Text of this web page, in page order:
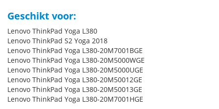
Geschikt voor:
Lenovo ThinkPad Yoga L380
Lenovo ThinkPad S2 Yoga 2018
Lenovo ThinkPad Yoga L380-20M7001BGE
Lenovo ThinkPad Yoga L380-20M5000WGE
Lenovo ThinkPad Yoga L380-20M5000UGE
Lenovo ThinkPad Yoga L380-20M50012GE
Lenovo ThinkPad Yoga L380-20M50013GE
Lenovo ThinkPad Yoga L380-20M7001HGE